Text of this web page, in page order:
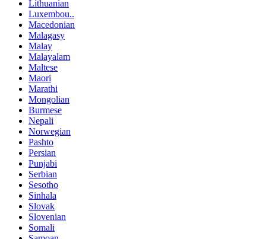
Lithuanian
Luxembou..
Macedonian
Malagasy
Malay
Malayalam
Maltese
Maori
Marathi
Mongolian
Burmese
Nepali
Norwegian
Pashto
Persian
Punjabi
Serbian
Sesotho
Sinhala
Slovak
Slovenian
Somali